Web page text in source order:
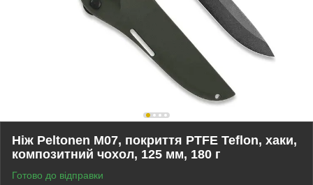
Ніж Peltonen M07, покриття PTFE Teflon, хаки,
композитний чохол, 125 мм, 180 г
Готово до відправки